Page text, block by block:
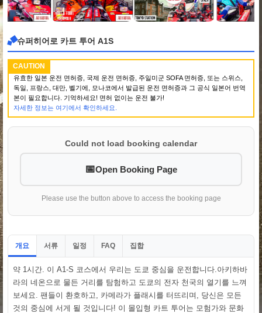
슈퍼히어로 카트 투어 A1S
CAUTION
유효한 일본 운전 면허증, 국제 운전 면허증, 주일미군 SOFA 면허증, 또는 스위스,
독일, 프랑스, 대만, 벨기에, 모나코에서 발급된 운전 면허증과 그 공식 일본어 번역
본이 필요합니다. 기억하세요! 면허 없이는 운전 불가!
자세한 정보는 여기에서 확인하세요.
Could not load booking calendar
Open Booking Page
Please use the button above to access the booking page
개요 서류 일정 FAQ 집합
약 1시간. 이 A1-S 코스에서 우리는 도쿄 중심을 운전합니다.아키하바
라의 네온으로 물든 거리를 탐험하고 도쿄의 전자 천국의 열기를 느껴
보세요. 팬들이 환호하고, 카메라가 플래시를 터뜨리며, 당신은 모든
것의 중심에 서게 될 것입니다! 이 몰입형 카트 투어는 모험가와 문화